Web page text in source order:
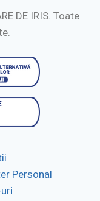
DE IRIS. Toate
Personal